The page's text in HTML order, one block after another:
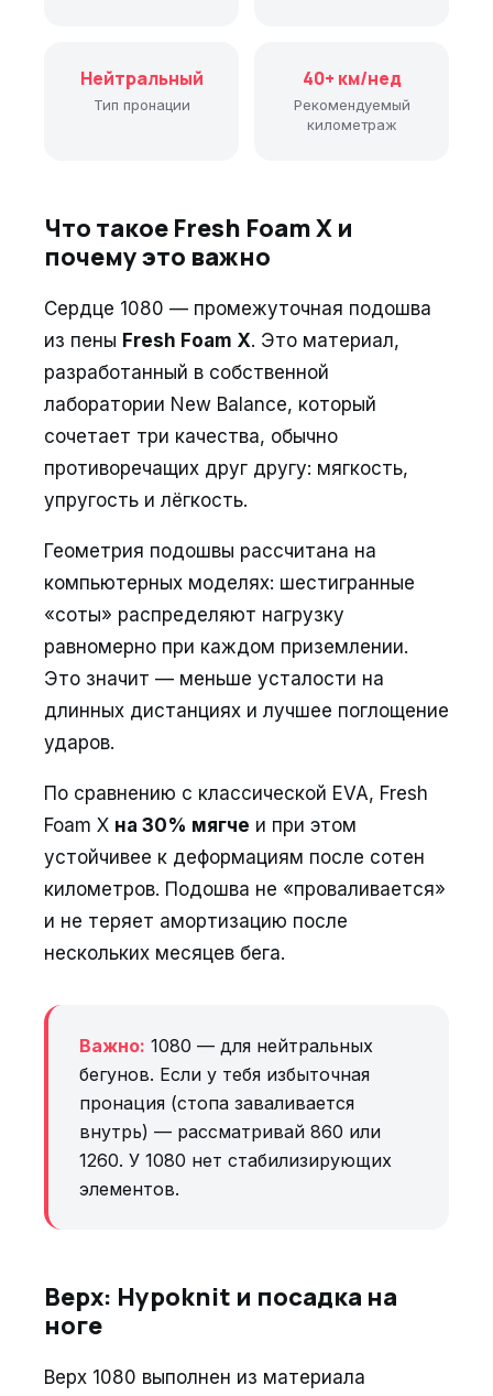
Нейтральный
Тип пронации
40+ км/нед
Рекомендуемый
километраж
Что такое Fresh Foam X и
почему это важно
Сердце 1080 — промежуточная подошва
из пены Fresh Foam X. Это материал,
разработанный в собственной
лаборатории New Balance, который
сочетает три качества, обычно
противоречащих друг другу: мягкость,
упругость и лёгкость.
Геометрия подошвы рассчитана на
компьютерных моделях: шестигранные
«соты» распределяют нагрузку
равномерно при каждом приземлении.
Это значит — меньше усталости на
длинных дистанциях и лучшее поглощение
ударов.
По сравнению с классической EVA, Fresh
Foam X на 30% мягче и при этом
устойчивее к деформациям после сотен
километров. Подошва не «проваливается»
и не теряет амортизацию после
нескольких месяцев бега.
Важно: 1080 — для нейтральных
бегунов. Если у тебя избыточная
пронация (стопа заваливается
внутрь) — рассматривай 860 или
1260. У 1080 нет стабилизирующих
элементов.
Верх: Hypoknit и посадка на
ноге
Верх 1080 выполнен из материала